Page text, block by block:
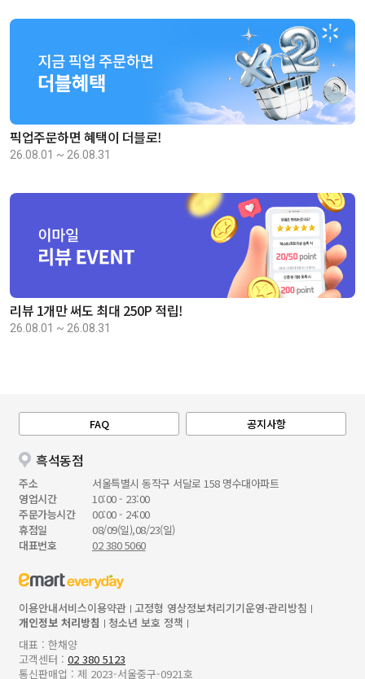
픽업주문하면 혜택이 더블로!
26.08.01 ~ 26.08.31
리뷰 1개만 써도 최대 250P 적립!
26.08.01 ~ 26.08.31
FAQ 공지사항
흑석동점
주소
서울특별시 동작구 서달로 158 명수대아파트
영업시간
10:00 - 23:00
주문가능시간
00:00 - 24:00
휴점일
08/09(일),08/23(일)
대표번호
02 380 5060
이용안내서비스이용약관 고정형 영상정보처리기기운영·관리방침
개인정보 처리방침
청소년 보호 정책
대표 : 한채양
고객센터 : 02 380 5123
통신판매업 : 제 2023-서울중구-0921호